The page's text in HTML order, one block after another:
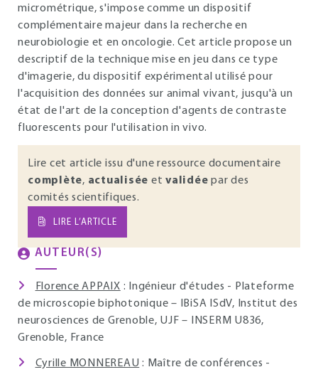
micrométrique, s'impose comme un dispositif
complémentaire majeur dans la recherche en
neurobiologie et en oncologie. Cet article propose un
descriptif de la technique mise en jeu dans ce type
d'imagerie, du dispositif expérimental utilisé pour
l'acquisition des données sur animal vivant, jusqu'à un
état de l'art de la conception d'agents de contraste
fluorescents pour l'utilisation in vivo.
Lire cet article issu d'une ressource documentaire
complète, actualisée et validée par des
comités scientifiques.
LIRE L’ARTICLE
AUTEUR(S)
Florence APPAIX : Ingénieur d'études - Plateforme
de microscopie biphotonique – IBiSA ISdV, Institut des
neurosciences de Grenoble, UJF – INSERM U836,
Grenoble, France
Cyrille MONNEREAU : Maître de conférences -